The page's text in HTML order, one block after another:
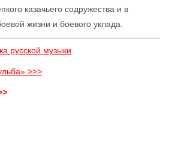
казачьего содружества и в
жизни и боевого уклада.
русской музыки
>>>